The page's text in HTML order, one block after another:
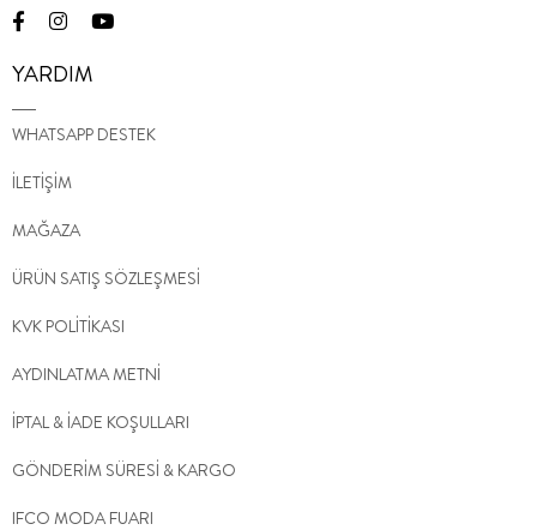
YARDIM
WHATSAPP DESTEK
İLETİŞİM
MAĞAZA
ÜRÜN SATIŞ SÖZLEŞMESİ
KVK POLİTİKASI
AYDINLATMA METNİ
İPTAL & İADE KOŞULLARI
GÖNDERİM SÜRESİ & KARGO
IFCO MODA FUARI